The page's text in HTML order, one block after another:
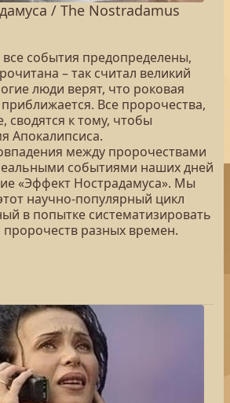
/ The Nostradamus
все события предопределены,
– так считал великий
люди верят, что роковая
Все пророчества,
сводятся к тому, чтобы
Апокалипсиса.
между пророчествами
событиями наших дней
«Эффект Нострадамуса». Мы
научно-популярный цикл
в попытке систематизировать
разных времен.